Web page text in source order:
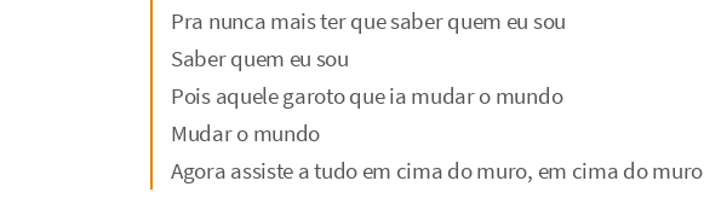
Pra nunca mais ter que saber quem eu sou
Saber quem eu sou
Pois aquele garoto que ia mudar o mundo
Mudar o mundo
Agora assiste a tudo em cima do muro, em cima do muro